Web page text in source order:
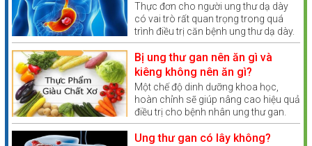
Thực đơn cho người ung thư dạ dày
có vai trò rất quan trọng trong quá
trình điều trị căn bệnh ung thư dạ dày.
Theo Bác sĩ khoa Ung bướu bệnh viện
Vinmec Times City, dinh dưỡng cho
người bệnh ung thư dạ dày không
giống như những loại bệnh khác mà
cần phải tuân thủ theo một chế độ
sau đây
Bị ung thư gan nên ăn gì và
kiêng không nên ăn gì?
Một chế độ dinh dưỡng khoa học,
hoàn chỉnh sẽ giúp nâng cao hiệu quả
điều trị cho bệnh nhân ung thư gan.
Tuy nhiên, khi mắc bệnh ung thư gan
kiêng ăn gì và nên ăn gì là điều không
Ung thư gan có lây không?